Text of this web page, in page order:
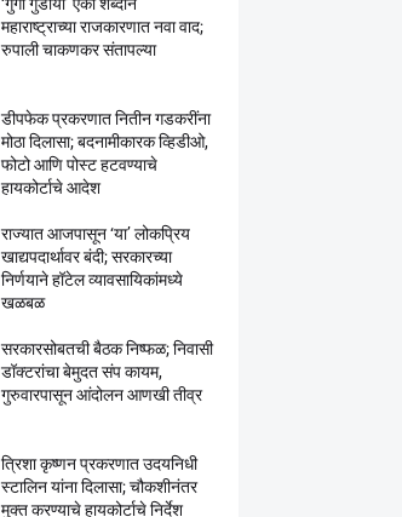
महाराष्ट्राच्या राजकारणात नवा वाद;
रुपाली चाकणकर संतापल्या
डीपफेक प्रकरणात नितीन गडकरींना
मोठा दिलासा; बदनामीकारक व्हिडीओ,
फोटो आणि पोस्ट हटवण्याचे
हायकोर्टाचे आदेश
राज्यात आजपासून ‘या’ लोकप्रिय
खाद्यपदार्थावर बंदी; सरकारच्या
निर्णयाने हॉटेल व्यावसायिकांमध्ये
खळबळ
सरकारसोबतची बैठक निष्फळ; निवासी
डॉक्टरांचा बेमुदत संप कायम,
गुरुवारपासून आंदोलन आणखी तीव्र
त्रिशा कृष्णन प्रकरणात उदयनिधी
स्टालिन यांना दिलासा; चौकशीनंतर
मुक्त करण्याचे हायकोर्टाचे निर्देश